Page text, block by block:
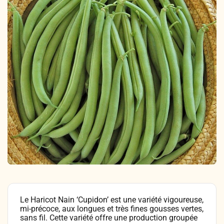
Légumes & Potagères
Aromatiques & Comestibles
Fleurs, Prairies, Engrais verts
Accesoires de Jardinage
Coffrets & Idées Cadeaux
Jardinage au naturel
Découvertes végétales
Plantes & Gastronomie
Bricolage & Inspirations
Notre philosophie
Ateliers & Evènements
Visitez notre magasin
Maraichers & Revendeurs
Le Haricot Nain ‘Cupidon’ est une variété vigoureuse,
mi-précoce, aux longues et très fines gousses vertes,
sans fil. Cette variété offre une production groupée